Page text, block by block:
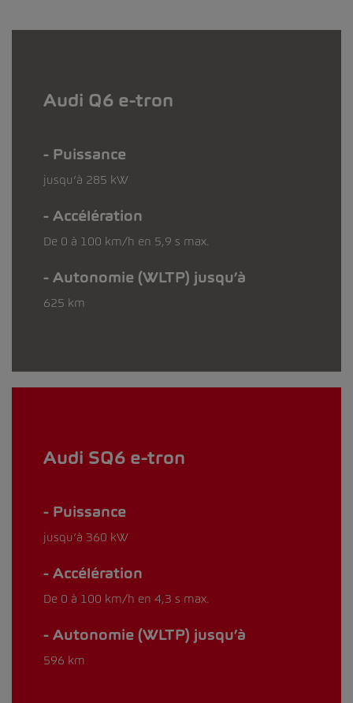
Audi Q6 e-tron
Puissance
jusqu’à 285 kW
Accélération
De 0 à 100 km/h en 5,9 s max.
Autonomie (WLTP) jusqu’à
625 km
Audi SQ6 e-tron
Puissance
jusqu’à 360 kW
Accélération
De 0 à 100 km/h en 4,3 s max.
Autonomie (WLTP) jusqu’à
596 km